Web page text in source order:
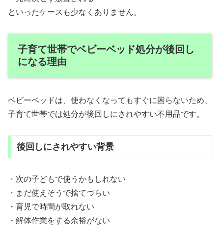
といったケースも少なくありません。
子育て世帯でベビーベッド処分が後回し
になる理由
ベビーベッドは、使わなくなってもすぐに困らないため、
子育て世帯では処分が後回しにされやすい不用品です。
後回しにされやすい背景
・次の子どもで使うかもしれない
・まだ使えそうで捨てづらい
・育児で時間が取れない
・解体作業をする余裕がない